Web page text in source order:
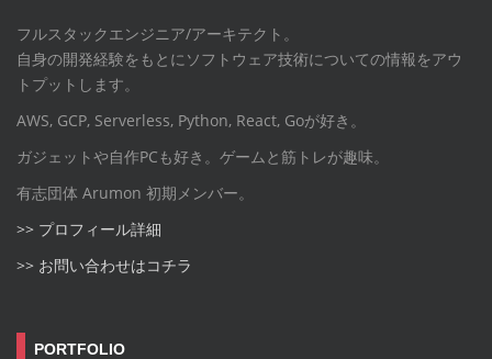
フルスタックエンジニア/アーキテクト。
自身の開発経験をもとにソフトウェア技術についての情報をアウ
トプットします。
AWS, GCP, Serverless, Python, React, Goが好き。
ガジェットや自作PCも好き。ゲームと筋トレが趣味。
有志団体 Arumon 初期メンバー。
>> プロフィール詳細
>> お問い合わせはコチラ
PORTFOLIO